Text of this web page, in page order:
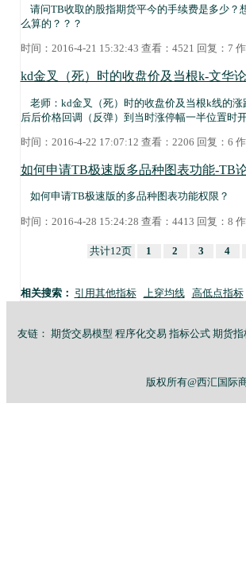
请问TB收取的股指期货平今的手续费是多少？
么算的？？？
时间：2016-4-21 15:32:43 查看：4521 回复：7 作
kd金叉（死）时的收盘价及当根k-文华
老师：kd金叉（死）时的收盘价及当根k线的
后后价格回调（反弹）到当时涨停幅一半位置时
时间：2016-4-22 17:07:12 查看：2206 回复：6 作
如何申请TB极速版多品种图表功能-TB
如何申请TB极速版的多品种图表功能权限？
时间：2016-4-28 15:24:28 查看：4413 回复：8 作
共计12页 1 2 3 4
相关搜索： 引用其他指标 上穿均线 高低点指标
友链： 期货交易模型 程序化交易 指标公式 期货指
版权所有@西汇国际